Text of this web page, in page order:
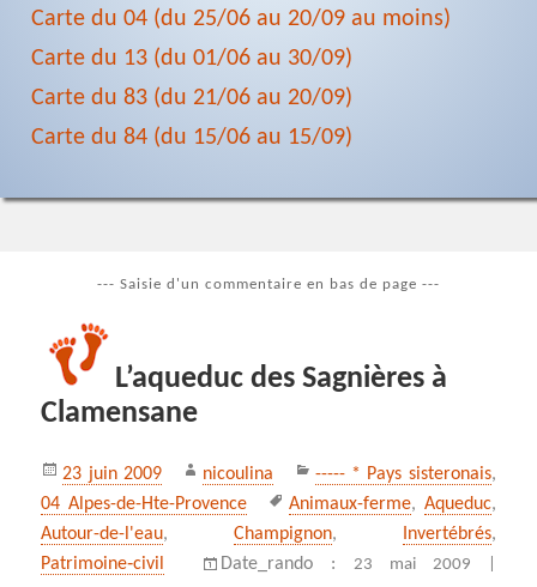
Carte du 04 (du 25/06 au 20/09 au moins)
Carte du 13 (du 01/06 au 30/09)
Carte du 83 (du 21/06 au 20/09)
Carte du 84 (du 15/06 au 15/09)
--- Saisie d'un commentaire en bas de page ---
L’aqueduc des Sagnières à
Clamensane
Publié
le
23 juin 2009 Auteur
nicoulina Catégories
----- * Pays sisteronais,
04 Alpes-de-Hte-Provence
Mots-
clés
Animaux-ferme, Aqueduc,
Autour-de-l'eau, Champignon, Invertébrés,
Patrimoine‑civil
Date_rando :23 mai 2009 |